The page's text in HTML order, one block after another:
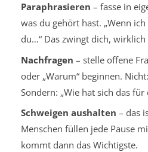
Paraphrasieren – fasse in
was du gehört hast. „Wenn
du…“ Das zwingt dich, wirklich
Nachfragen – stelle offene
oder „Warum“ beginnen.
Sondern: „Wie hat sich das für
Schweigen aushalten – das
Menschen füllen jede Pause
kommt dann das Wichtigste.